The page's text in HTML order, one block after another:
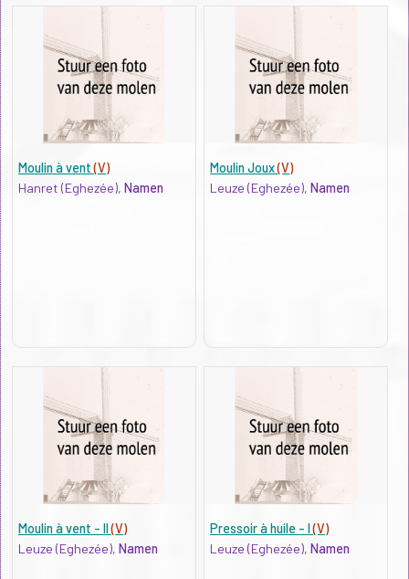
Moulin à vent(V)
Hanret (Eghezée), Namen
Moulin Joux(V)
Leuze (Eghezée),Namen
Moulin à vent - II(V)
Leuze (Eghezée), Namen
Pressoir à huile - I(V)
Leuze (Eghezée),Namen